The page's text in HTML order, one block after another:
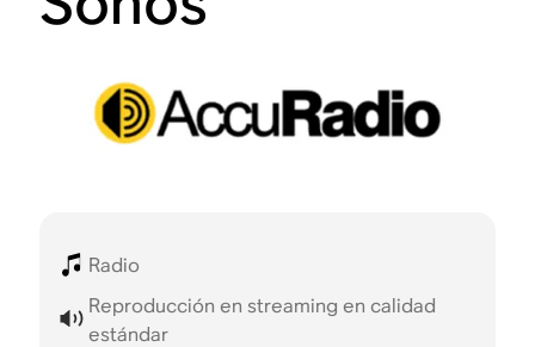
Radio
Reproducción en streaming en calidad
estándar